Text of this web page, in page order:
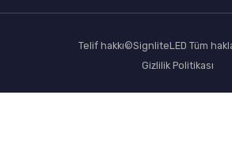
Telif hakkı©SignliteLED Tüm
Gizlilik Politikası